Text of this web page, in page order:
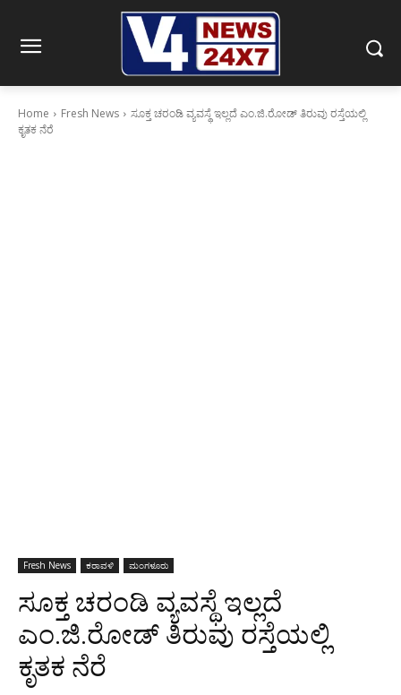
Home Fresh News
ಸೂಕ್ತ ಚರಂಡಿ ವ್ಯವಸ್ಥೆ ಇಲ್ಲದೆ ಎಂ.ಜಿ.ರೋಡ್‍ ತಿರುವು ರಸ್ತೆಯಲ್ಲಿ
ಕೃತಕ ನೆರೆ
Fresh News ಕರಾವಳಿ ಮಂಗಳೂರು
ಸೂಕ್ತ ಚರಂಡಿ ವ್ಯವಸ್ಥೆ ಇಲ್ಲದೆ
ಎಂ.ಜಿ.ರೋಡ್‍ ತಿರುವು ರಸ್ತೆಯಲ್ಲಿ
ಕೃತಕ ನೆರೆ